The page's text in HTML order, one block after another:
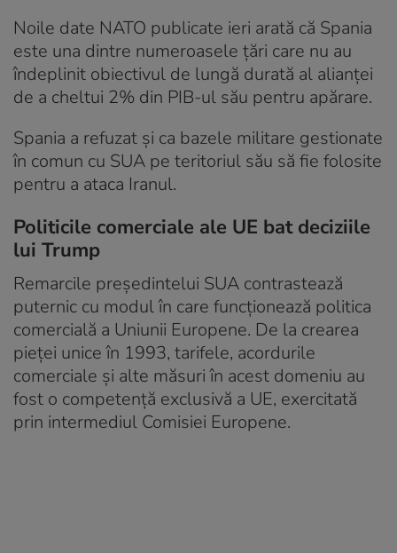
Noile date NATO publicate ieri arată că Spania
este una dintre numeroasele țări care nu au
îndeplinit obiectivul de lungă durată al alianței
de a cheltui 2% din PIB-ul său pentru apărare.
Spania a refuzat și ca bazele militare gestionate
în comun cu SUA pe teritoriul său să fie folosite
pentru a ataca Iranul.
Politicile comerciale ale UE bat deciziile
lui Trump
Remarcile președintelui SUA contrastează
puternic cu modul în care funcționează politica
comercială a Uniunii Europene. De la crearea
pieței unice în 1993, tarifele, acordurile
comerciale și alte măsuri în acest domeniu au
fost o competență exclusivă a UE, exercitată
prin intermediul Comisiei Europene.